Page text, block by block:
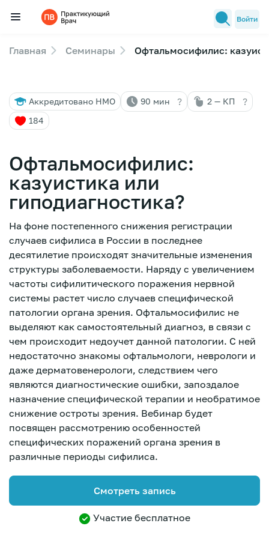
Семинары
Лекторы
FAQ
Зарегистрироваться
Войти
Главная Семинары Офтальмосифилис:
Аккредитовано НМО 90 мин ? 2 — КП ?
184
Офтальмосифилис:
казуистика или
гиподиагностика?
На фоне постепенного снижения регистрации
случаев сифилиса в России в последнее
десятилетие происходят значительные изменения
структуры заболеваемости. Наряду с увеличением
частоты сифилитического поражения нервной
системы растет число случаев специфической
патологии органа зрения. Офтальмосифилис не
выделяют как самостоятельный диагноз, в связи с
чем происходит недоучет данной патологии. С ней
недостаточно знакомы офтальмологи, неврологи и
даже дерматовенерологи, следствием чего
являются диагностические ошибки, запоздалое
назначение специфической терапии и необратимое
снижение остроты зрения. Вебинар будет
посвящен рассмотрению особенностей
специфических поражений органа зрения в
различные периоды сифилиса.
Смотреть запись
Участие бесплатное